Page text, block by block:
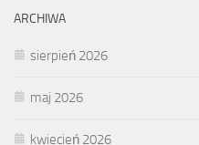
ARCHIWA
sierpień 2026
maj 2026
kwiecień 2026